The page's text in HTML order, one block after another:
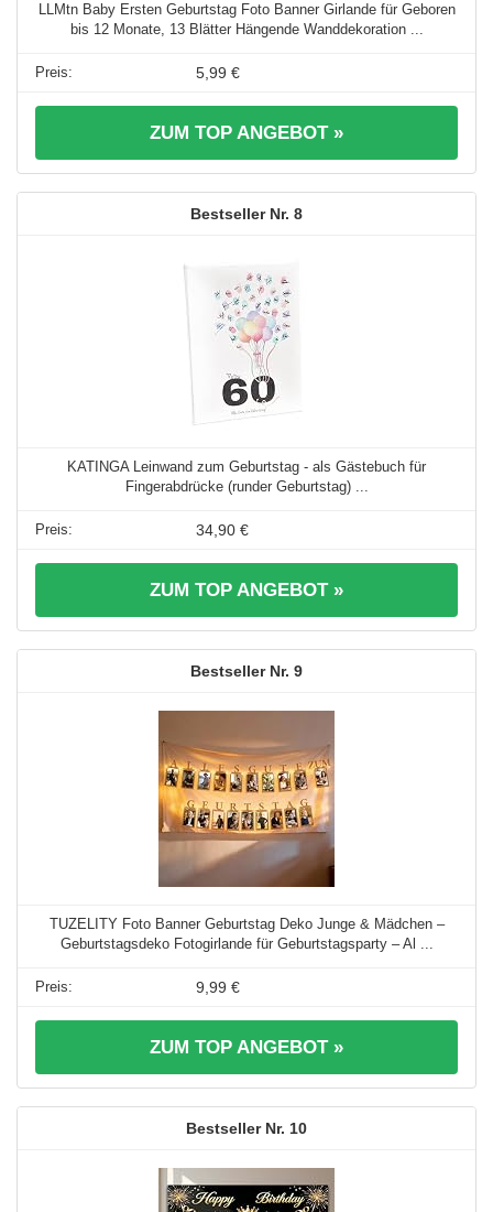
LLMtn Baby Ersten Geburtstag Foto Banner Girlande für Geboren
bis 12 Monate, 13 Blätter Hängende Wanddekoration ...
5,99 €
ZUM TOP ANGEBOT »
8
KATINGA Leinwand zum Geburtstag - als Gästebuch für
Fingerabdrücke (runder Geburtstag) ...
34,90 €
ZUM TOP ANGEBOT »
9
TUZELITY Foto Banner Geburtstag Deko Junge & Mädchen –
Geburtstagsdeko Fotogirlande für Geburtstagsparty – Al ...
9,99 €
ZUM TOP ANGEBOT »
10